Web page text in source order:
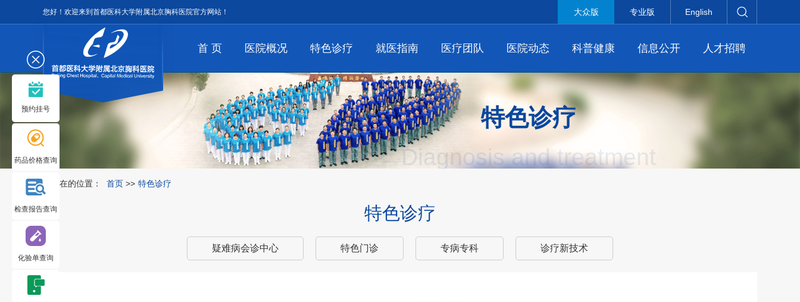
您好！欢迎来到首都医科大学附属北京胸科医院官方网站！ 大众版 专业版 English
首 页 医院概况 特色诊疗 就医指南 医疗团队 医院动态 科普健康 信息公开 人才招聘
特色诊疗
Diagnosis and treatment
您所在的位置： 首页 >> 特色诊疗
特色诊疗
疑难病会诊中心 特色门诊 专病专科 诊疗新技术
预约挂号
药品价格查询
检查报告查询
化验单查询